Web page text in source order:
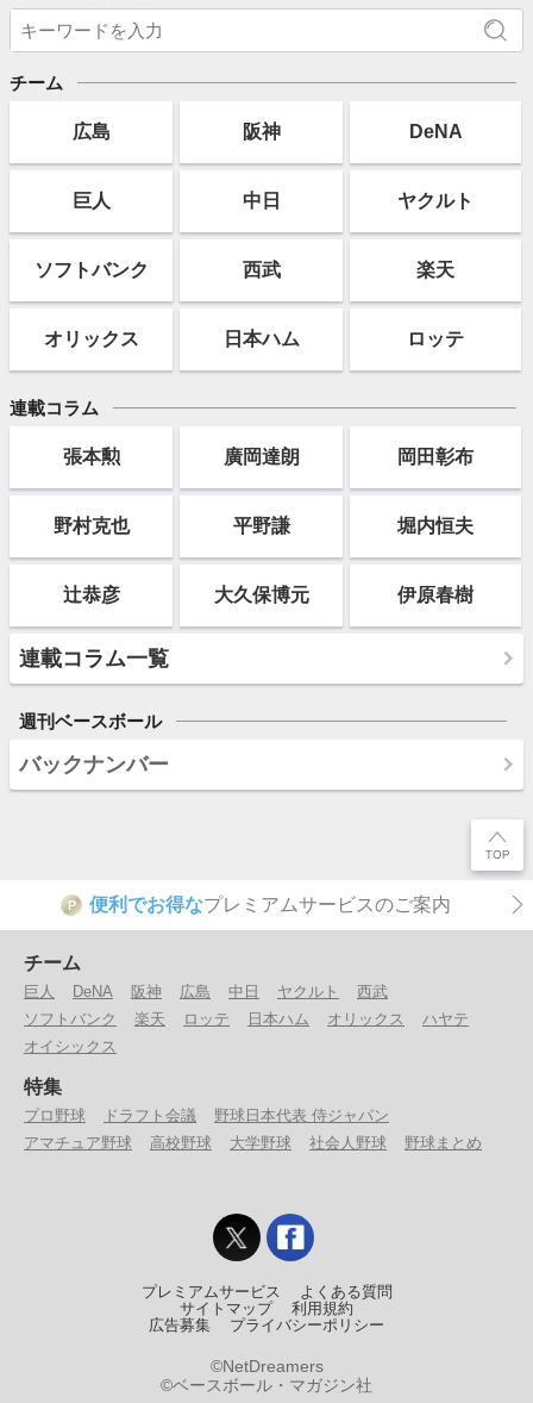
チーム
広島 阪神 DeNA
巨人 中日 ヤクルト
ソフトバンク 西武 楽天
オリックス 日本ハム ロッテ
連載コラム
張本勲 廣岡達朗 岡田彰布
野村克也 平野謙 堀内恒夫
辻恭彦 大久保博元 伊原春樹
連載コラム一覧
週刊ベースボール
バックナンバー
P 便利でお得なプレミアムサービスのご案内
チーム
巨人 DeNA 阪神 広島 中日 ヤクルト
西武
ソフトバンク
楽天 ロッテ 日本ハム オリックス
ハヤテ
オイシックス
特集
プロ野球 ドラフト会議
野球日本代表 侍ジャパン
アマチュア野球
高校野球 大学野球 社会人野球 野球まとめ
プレミアムサービス
よくある質問
サイトマップ
利用規約
広告募集
プライバシーポリシー
©NetDreamers
©ベースボール・マガジン社